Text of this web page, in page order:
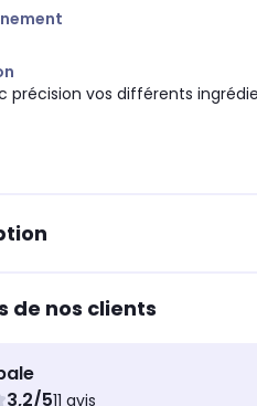
précision vos différents
de nos clients
3,2/511 avis